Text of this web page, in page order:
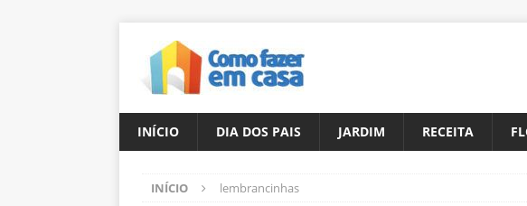
INÍCIO DIA DOS PAIS JARDIM RECEITA
INÍCIO lembrancinhas